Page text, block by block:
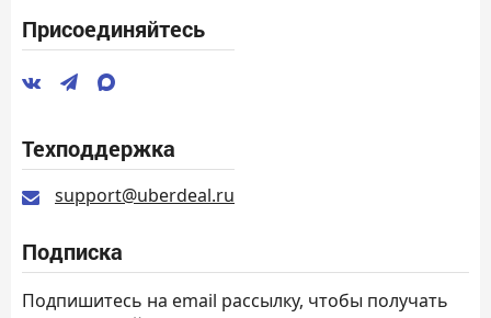
Присоединяйтесь
Техподдержка
support@uberdeal.ru
Подписка
Подпишитесь на email рассылку, чтобы получать